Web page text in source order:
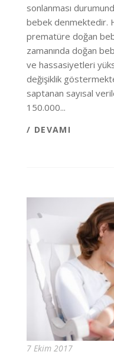
sonlanması
bebek denmektedir.
prematüre doğan
zamanında doğan
ve hassasiyetleri
değişiklik
saptanan sayısal
150.000...
/ DEVAMI
7 Ekim 2017